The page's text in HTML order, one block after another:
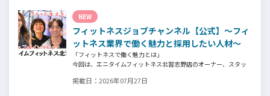
NEW
フィットネスジョブチャンネル【公式】～フィ
ットネス業界で働く魅力と採用したい人材～
「フィットネスで働く魅力とは」
今回は、エニタイムフィットネス北習志野店のオーナー、スタッ
力についてインタビュー。オーナー様からはスタッフの採用基
掲載日： 2026年07月27日